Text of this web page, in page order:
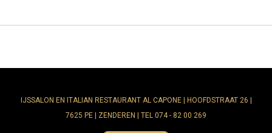
IJSSALON EN ITALIAN RESTAURANT AL CAPONE | HOOFDSTRAAT 26 |
7625 PE | ZENDEREN | TEL 074 - 82 00 269